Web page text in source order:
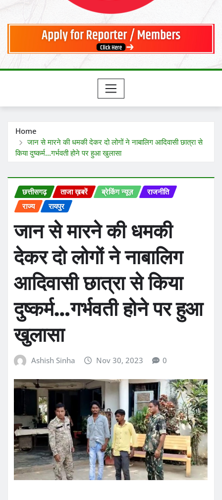
Home
जान से मारने की धमकी देकर दो लोगों ने नाबालिग आदिवासी छात्रा से
किया दुष्कर्म…गर्भवती होने पर हुआ खुलासा
छत्तीसगढ़ ताजा ख़बरें ब्रेकिंग न्यूज़
राजनीति
राज्य
रायपुर
जान से मारने की धमकी
देकर दो लोगों ने नाबालिग
आदिवासी छात्रा से किया
दुष्कर्म…गर्भवती होने पर हुआ
खुलासा
Ashish Sinha Nov 30, 2023 0